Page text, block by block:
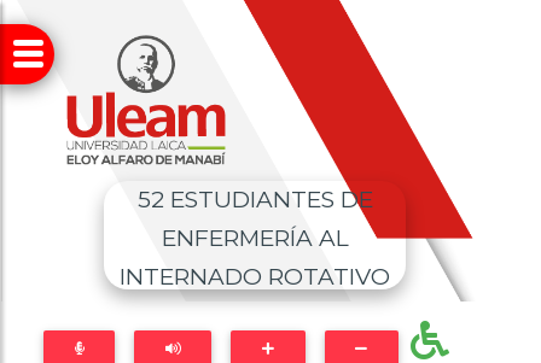
52 ESTUDIANTES DE
ENFERMERÍA AL
INTERNADO ROTATIVO